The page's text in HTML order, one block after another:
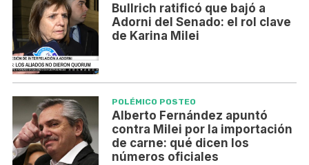
Bullrich ratificó que bajó a
Adorni del Senado: el rol clave
de Karina Milei
POLÉMICO POSTEO
Alberto Fernández apuntó
contra Milei por la importación
de carne: qué dicen los
números oficiales